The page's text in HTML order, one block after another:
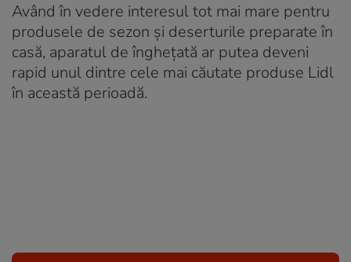
Având în vedere interesul tot mai mare pentru
produsele de sezon și deserturile preparate în
casă, aparatul de înghețată ar putea deveni
rapid unul dintre cele mai căutate produse Lidl
în această perioadă.